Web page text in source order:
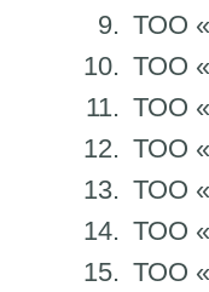
ТОО
ТОО
ТОО
ТОО
ТОО
ТОО
ТОО